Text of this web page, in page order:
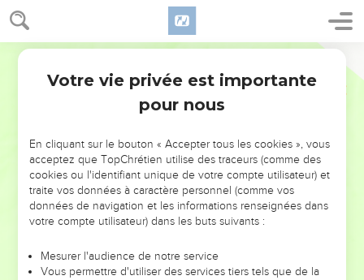
NE MANQUEZ PAS L’ÉVÉNEMENT
DE L’ANNÉE !
ET SI LEURS ERREURS POUVAIENT VOUS ÉVITER LES
VOTRES ?
leur foi ou leur vision. Mais on voit moins les doutes, les erreurs
et les saisons difficiles qu'ils ont traversés, alors même que ce
Votre vie privée est importante
pour nous
En cliquant sur le bouton « Accepter tous les cookies », vous
acceptez que TopChrétien utilise des traceurs (comme des
cookies ou l'identifiant unique de votre compte utilisateur) et
traite vos données à caractère personnel (comme vos
données de navigation et les informations renseignées dans
votre compte utilisateur) dans les buts suivants :
Mesurer l'audience de notre service
Vous permettre d'utiliser des services tiers tels que de la